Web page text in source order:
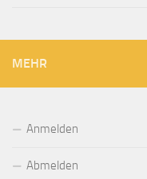
MEHR
Anmelden
Abmelden